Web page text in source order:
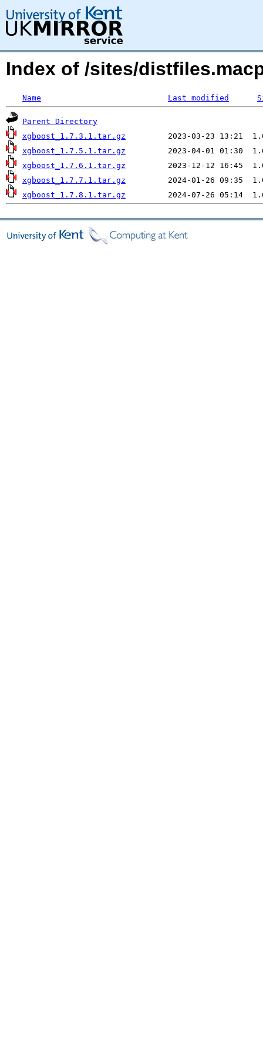
Index of /sites/
Name Last modified
Parent Directory
xgboost_1.7.3.1.tar.gz
xgboost_1.7.5.1.tar.gz
xgboost_1.7.6.1.tar.gz
xgboost_1.7.7.1.tar.gz
xgboost_1.7.8.1.tar.gz